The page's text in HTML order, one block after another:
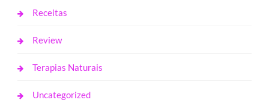
Receitas
Review
Terapias Naturais
Uncategorized